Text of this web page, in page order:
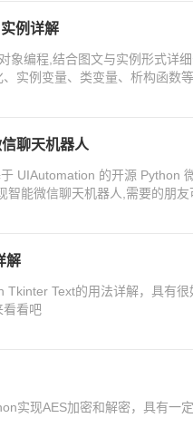
例详解
象编程,结合图文与实例形式详
实例变量、类变量、析构函数
聊天机器人
UIAutomation 的开源 Python
智能微信聊天机器人,需要的朋友
解
Tkinter Text的用法详解，具有
看看吧
实现AES加密和解密，具有一